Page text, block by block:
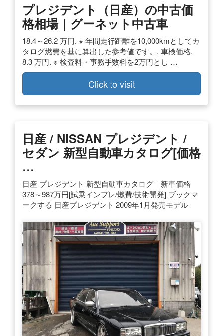
プレジデント（日産）の中古価
格相場｜グーネット中古車
18.4～26.2 万円. ※ 年間走行距離を10,000kmとしてカ
タログ燃費を基に算出した参考値です。. 車検価格.
8.3 万円. ※ 検査料・事務手数料を2万円とし …
Click to visit
日産 / NISSAN プレジデント /
セダン 新型自動車カタログ[価格
…
日産 プレジデント 新型自動車カタログ｜新車価格
378～987万円[試乗インプレ/燃費/技術開発] ブックマ
ークする 日産プレジデント 2009年1月発売モデル